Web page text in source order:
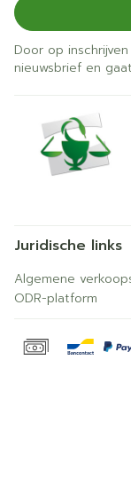
Door op
nieuwsbrief en
Juridische links
Algemene
ODR-platform